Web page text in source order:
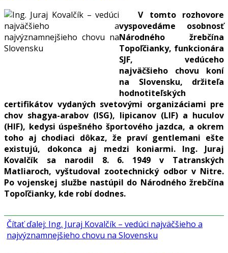
V tomto rozhovore
vyspovedáme osobnosť
Národného žrebčína
Topoľčianky, funkcionára
SJF, vedúceho
najväčšieho chovu koní
na Slovensku, držiteľa
hodnotiteľských
certifikátov vydaných svetovými organizáciami pre
chov shagya-arabov (ISG), lipicanov (LIF) a huculov
(HIF), kedysi úspešného športového jazdca, a okrem
toho aj chodiaci dôkaz, že praví gentlemani ešte
existujú, dokonca aj medzi koniarmi. Ing. Juraj
Kovalčík sa narodil 8. 6. 1949 v Tatranských
Matliaroch, vyštudoval zootechnický odbor v Nitre.
Po vojenskej službe nastúpil do Národného žrebčína
Topoľčianky, kde robí dodnes.
Čítať ďalej: Ing. Juraj Kovalčík – vedúci najväčšieho a
najvýznamnejšieho chovu na Slovensku